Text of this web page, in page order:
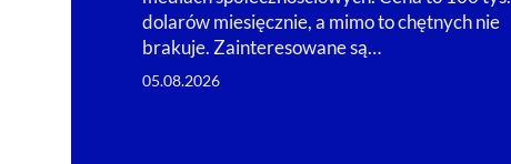
dolarów miesięcznie, a mimo to chętnych nie
brakuje. Zainteresowane są…
05.08.2026